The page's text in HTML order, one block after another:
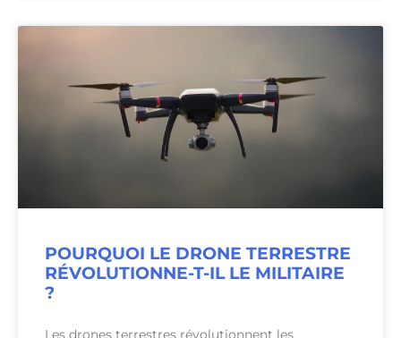
POURQUOI LE DRONE TERRESTRE
RÉVOLUTIONNE-T-IL LE MILITAIRE
?
Les drones terrestres révolutionnent les